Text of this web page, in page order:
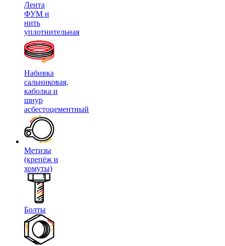
Лента
ФУМ и
нить
уплотнительная
Набивка
сальниковая,
каболка и
шнур
асбестоцементный
Метизы
(крепёж и
хомуты)
Болты